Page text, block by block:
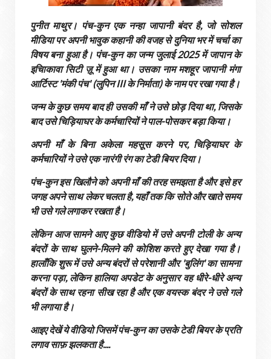
पुनीत माथुर। पंच-कुन एक नन्हा जापानी बंदर है, जो सोशल
मीडिया पर अपनी भावुक कहानी की वजह से दुनिया भर में चर्चा का
विषय बना हुआ है। पंच-कुन का जन्म जुलाई 2025 में जापान के
इचिाकावा सिटी ज़ू में हुआ था। उसका नाम मशहूर जापानी मंगा
आर्टिस्ट 'मंकी पंच' (लुपिन III के निर्माता) के नाम पर रखा गया है।
जन्म के कुछ समय बाद ही उसकी माँ ने उसे छोड़ दिया था, जिसके
बाद उसे चिड़ियाघर के कर्मचारियों ने पाल-पोसकर बड़ा किया।
अपनी माँ के बिना अकेला महसूस करने पर, चिड़ियाघर के
कर्मचारियों ने उसे एक नारंगी रंग का टेडी बियर दिया।
पंच-कुन इस खिलौने को अपनी माँ की तरह समझता है और इसे हर
जगह अपने साथ लेकर चलता है, यहाँ तक कि सोते और खाते समय
भी उसे गले लगाकर रखता है।
लेकिन आज सामने आए कुछ वीडियो में उसे अपनी टोली के अन्य
बंदरों के साथ घुलने-मिलने की कोशिश करते हुए देखा गया है।
हालाँकि शुरू में उसे अन्य बंदरों से परेशानी और 'बुलिंग' का सामना
करना पड़ा, लेकिन हालिया अपडेट के अनुसार वह धीरे-धीरे अन्य
बंदरों के साथ रहना सीख रहा है और एक वयस्क बंदर ने उसे गले
भी लगाया है।
आइए देखें ये वीडियो जिसमें पंच-कुन का उसके टेडी बियर के प्रति
लगाव साफ़ झलकता है....